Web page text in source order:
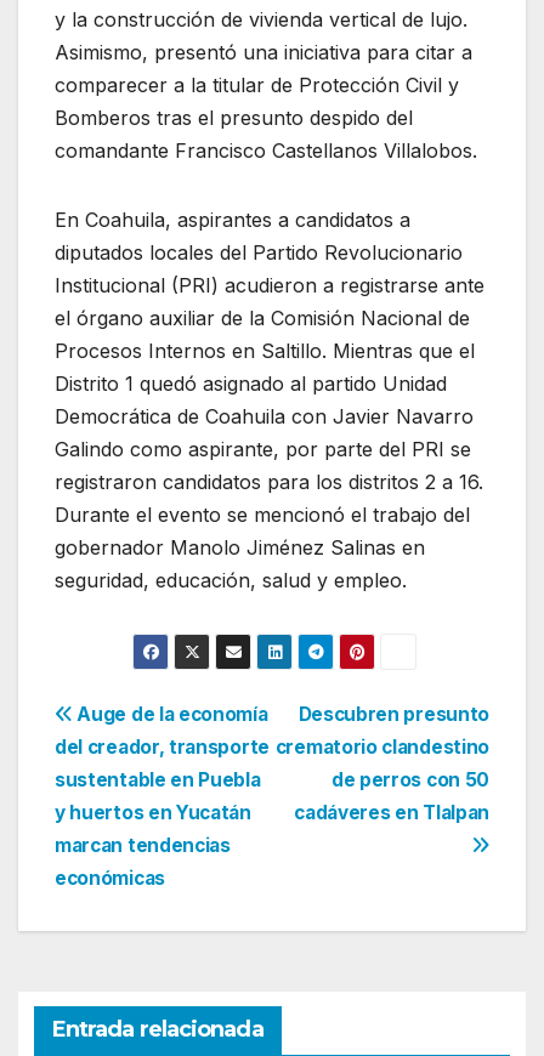
y la construcción de vivienda vertical de lujo.
Asimismo, presentó una iniciativa para citar a
comparecer a la titular de Protección Civil y
Bomberos tras el presunto despido del
comandante Francisco Castellanos Villalobos.
En Coahuila, aspirantes a candidatos a
diputados locales del Partido Revolucionario
Institucional (PRI) acudieron a registrarse ante
el órgano auxiliar de la Comisión Nacional de
Procesos Internos en Saltillo. Mientras que el
Distrito 1 quedó asignado al partido Unidad
Democrática de Coahuila con Javier Navarro
Galindo como aspirante, por parte del PRI se
registraron candidatos para los distritos 2 a 16.
Durante el evento se mencionó el trabajo del
gobernador Manolo Jiménez Salinas en
seguridad, educación, salud y empleo.
Navegación
de
entradas
Descubren presunto
crematorio clandestino
de perros con 50
cadáveres en Tlalpan
Auge de la economía
del creador, transporte
sustentable en Puebla
y huertos en Yucatán
marcan tendencias
económicas
Entrada relacionada